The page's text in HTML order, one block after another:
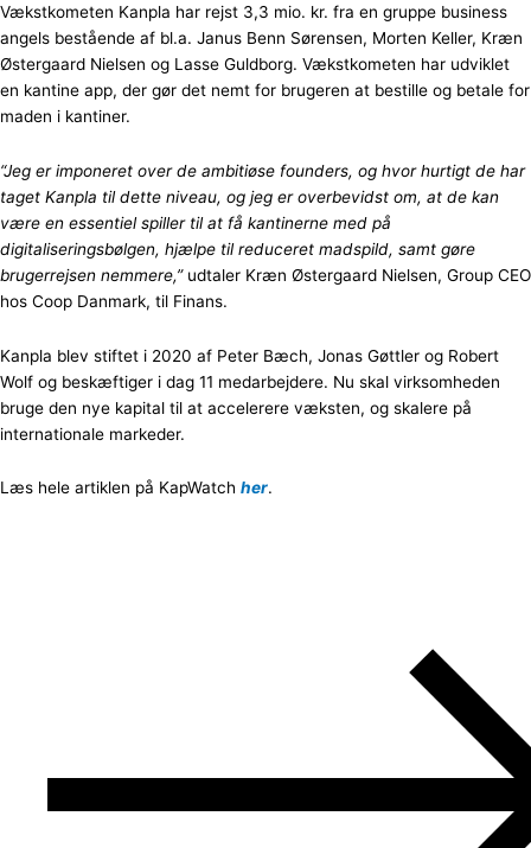
Vækstkometen Kanpla har rejst 3,3 mio. kr. fra en gruppe business
angels bestående af bl.a. Janus Benn Sørensen, Morten Keller, Kræn
Østergaard Nielsen og Lasse Guldborg. Vækstkometen har udviklet
en kantine app, der gør det nemt for brugeren at bestille og betale for
maden i kantiner.
“Jeg er imponeret over de ambitiøse founders, og hvor hurtigt de har
taget Kanpla til dette niveau, og jeg er overbevidst om, at de kan
være en essentiel spiller til at få kantinerne med på
digitaliseringsbølgen, hjælpe til reduceret madspild, samt gøre
brugerrejsen nemmere,”udtaler Kræn Østergaard Nielsen, Group CEO
hos Coop Danmark, til Finans.
Kanpla blev stiftet i 2020 af Peter Bæch, Jonas Gøttler og Robert
Wolf og beskæftiger i dag 11 medarbejdere. Nu skal virksomheden
bruge den nye kapital til at accelerere væksten, og skalere på
internationale markeder.
Læs hele artiklen på KapWatch her.